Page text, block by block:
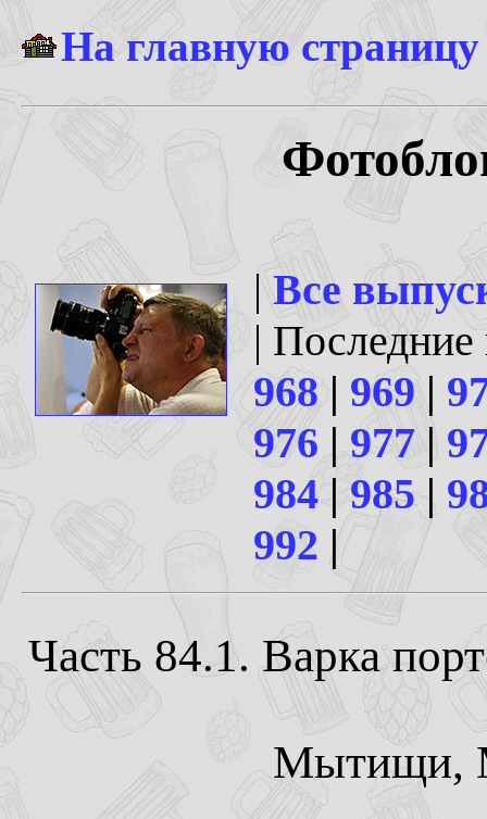
На главную
|Все
|
968| 969|
976 | 977 |
984 | 985|
992 |
Часть 84.1. Варка
Мытищи,